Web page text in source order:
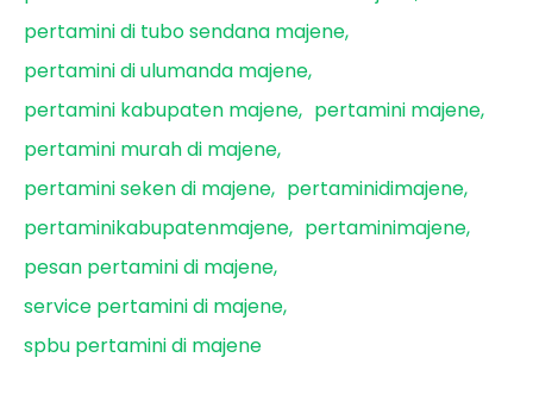
pertamini di tubo sendana majene
pertamini di ulumanda majene
pertamini kabupaten majene
pertamini majene
pertamini murah di majene
pertamini seken di majene
pertaminidimajene
pertaminikabupatenmajene
pertaminimajene
pesan pertamini di majene
service pertamini di majene
spbu pertamini di majene